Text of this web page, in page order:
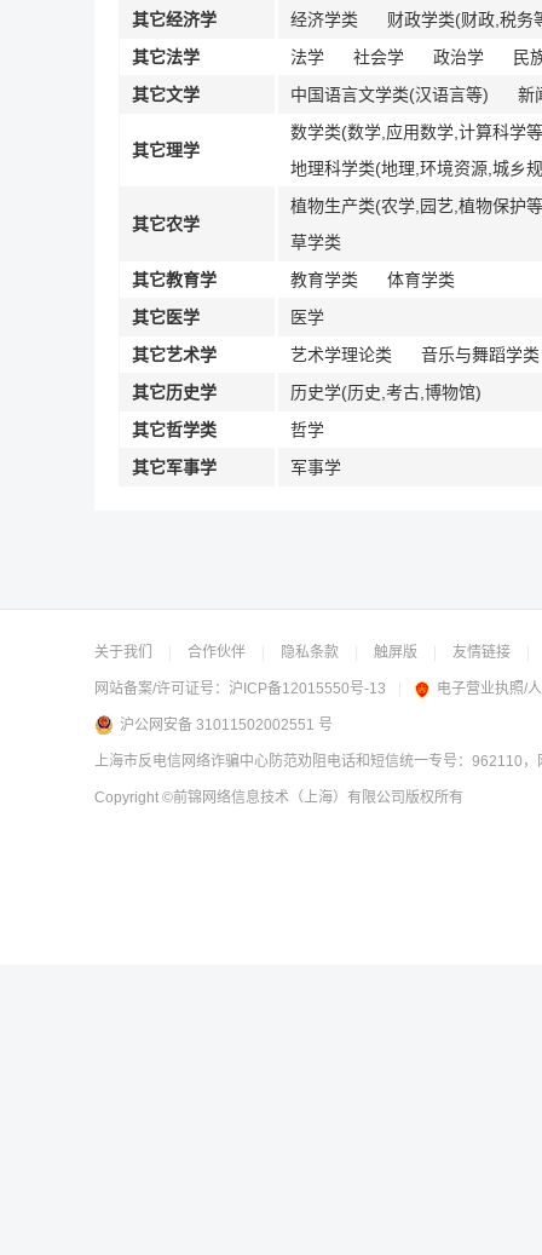
其它经济学 经济学类
财政学类(财政,税务
其它法学
法学 社会学 政治学
民
其它文学
中国语言文学类(汉语言等) 新
其它理学
数学类(数学,应用数学,计算科学
地理科学类(地理,环境资源,城乡
其它农学
植物生产类(农学,园艺,植物保护
草学类
其它教育学
教育学类
体育学类
其它医学
医学
其它艺术学
艺术学理论类
音乐与舞蹈学类
其它历史学
历史学(历史,考古,博物馆)
其它哲学类
哲学
其它军事学
军事学
关于我们 合作伙伴 隐私条款 触屏版 友情链接
网站备案/许可证号： 沪ICP备12015550号-13 电子营业执照/
沪公网安备 31011502002551 号
上海市反电信网络诈骗中心防范劝阻电话和短信统一专号：962110
Copyright ©前锦网络信息技术（上海）有限公司 版权所有